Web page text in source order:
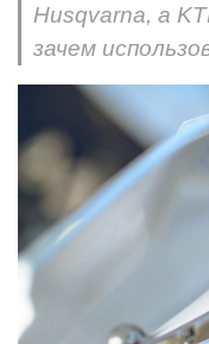
Husqvarna, а
зачем